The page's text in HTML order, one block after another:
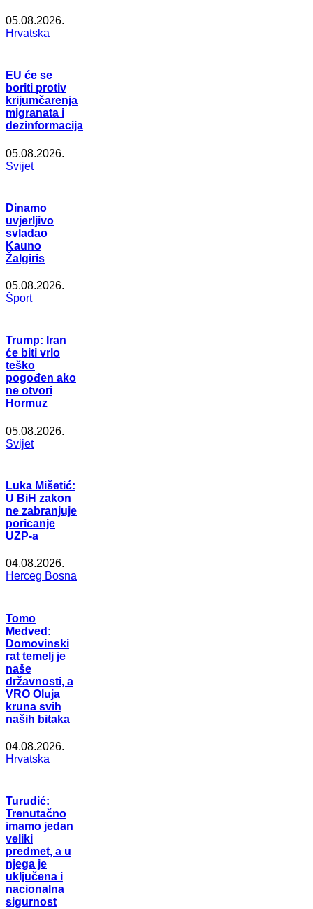
05.08.2026.
Hrvatska
EU će se
boriti protiv
krijumčarenja
migranata i
dezinformacija
05.08.2026.
Svijet
Dinamo
uvjerljivo
svladao
Kauno
Žalgiris
05.08.2026.
Šport
Trump: Iran
će biti vrlo
teško
pogođen ako
ne otvori
Hormuz
05.08.2026.
Svijet
Luka Mišetić:
U BiH zakon
ne zabranjuje
poricanje
UZP-a
04.08.2026.
Herceg Bosna
Tomo
Medved:
Domovinski
rat temelj je
naše
državnosti, a
VRO Oluja
kruna svih
naših bitaka
04.08.2026.
Hrvatska
Turudić:
Trenutačno
imamo jedan
veliki
predmet, a u
njega je
uključena i
nacionalna
sigurnost